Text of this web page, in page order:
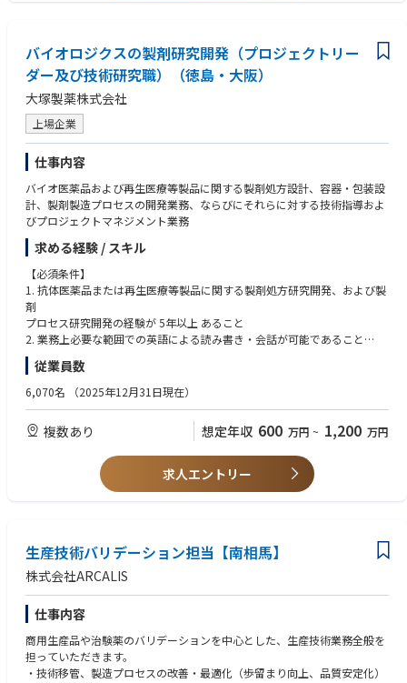
ワークショップを推進する
・リージョンにおける技術プロジェクトをリードまたは支援し、進捗管理
および成果報告を行う
・CMC薬事申請資料や当局照会対応への技術的支援を行う
・リスクアセスメントおよびリスク低減策の策定・実行を支援する
・Change Controlの評価および推進を行う
・技術報告書や科学的根拠文書の作成を行う
・規制当局対応、査察準備、品質監査および技術監査への対応を支援する
・Regulatory Intelligence及びQuality Management Process関連活動に参
画する
・継続して改善活動を推進し、業務効率化やプロセス標準化に貢献する
る
■歓迎要件
・技術移管、薬事、品質保証、Technical Operationsなどの関連経験
・製品ローンチや上市準備に関する経験
・規制当局対応や査察対応経験
・サプライチェーン、製造ネットワーク管理に関する知識
■求める人物像
・CMCの専門性を活かして課題解決、プロジェクト推進できる方
・複雑な情報を分析し、本質的なインサイトを導き出せる方
・多様な関係者と協働しながら成果創出をリードできる方
・全体最適の視点を持って意思決定できる方
・変化の多い環境に柔軟かつ前向きに対応できる方
バイオロジクスの製剤研究開発（プロジェクトリー
ダー及び技術研究職）（徳島・大阪）
大塚製薬株式会社
上場企業
仕事内容
バイオ医薬品および再生医療等製品に関する製剤処方設計、容器・包装設
計、製剤製造プロセスの開発業務、ならびにそれらに対する技術指導およ
びプロジェクトマネジメント業務
求める経験 / スキル
【必須条件】
1. 抗体医薬品または再生医療等製品に関する製剤処方研究開発、および製
剤
プロセス研究開発の経験が 5年以上 あること
2. 業務上必要な範囲での英語による読み書き・会話が可能であること
【歓迎条件】
無菌注射剤の治験薬に関する製造・管理・技術移管、承認申請業務（CTD
との調整業務の実務経験を有し、英語による会議運営・プレゼンテーショ
ンに対応可能な方（海外CDMO・パートナーとの協業経験があれば尚可）
・バイオロジクス原薬のGMP製造、CMO/CDMOとの技術移管、承認申請
従業員数
6,070名 （2025年12月31日現在）
複数あり 想定年収 600 万円 ~ 1,200 万円
求人エントリー
生産技術バリデーション担当【南相馬】
株式会社ARCALIS
仕事内容
商用生産品や治験薬のバリデーションを中心とした、生産技術業務全般を
担っていただきます。
・技術移管、製造プロセスの改善・最適化（歩留まり向上、品質安定化）